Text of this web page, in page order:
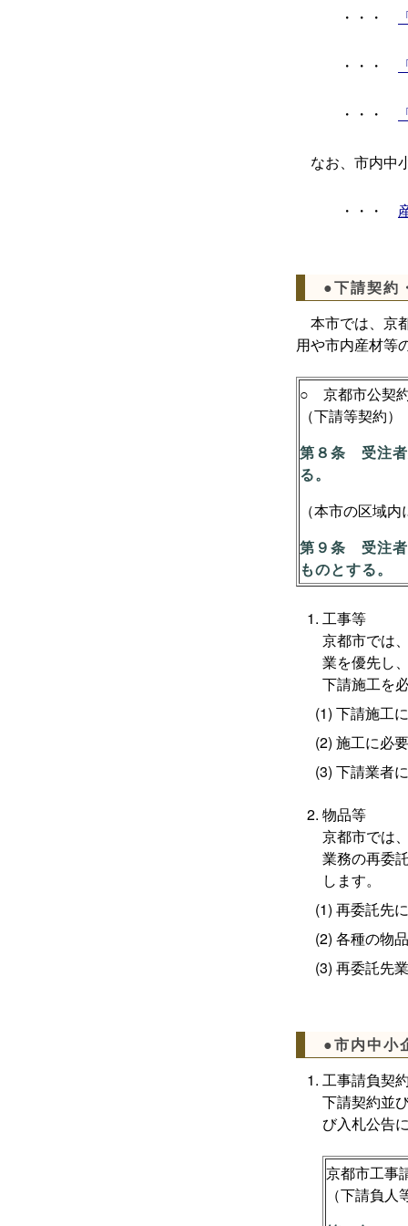
・・・
・・・
・・・
なお、市内中
・・・
●下請契約
本市では、京
用や市内産材等
○ 京都市公契約
（下請等契約）
第８条 受注者
る。
（本市の区域
第９条 受注者
ものとする。
工事等
京都市では
業を優先し
下請施工を
下請施工
施工に必
下請業者
物品等
京都市では
業務の再委
します。
再委託先
各種の物
再委託先
●市内中小
工事請負契
下請契約並
び入札公告
京都市工事
（下請負人